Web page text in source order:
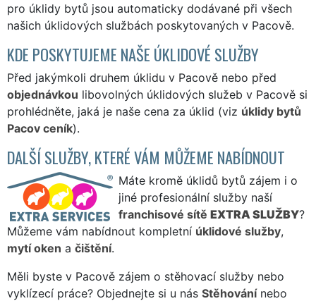
pro úklidy bytů jsou automaticky dodávané při všech
našich úklidových službách poskytovaných v Pacově.
KDE POSKYTUJEME NAŠE ÚKLIDOVÉ SLUŽBY
Před jakýmkoli druhem úklidu v Pacově nebo před
objednávkou libovolných úklidových služeb v Pacově si
prohlédněte, jaká je naše cena za úklid (viz úklidy bytů
Pacov ceník).
DALŠÍ SLUŽBY, KTERÉ VÁM MŮŽEME NABÍDNOUT
Máte kromě úklidů bytů zájem i o
jiné profesionální služby naší
franchisové sítě EXTRA SLUŽBY?
Můžeme vám nabídnout kompletní úklidové služby,
mytí oken a čištění.
Měli byste v Pacově zájem o stěhovací služby nebo
vyklízecí práce? Objednejte si u nás Stěhovánínebo